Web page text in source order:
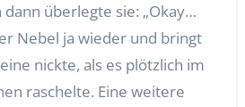
überlegte sie: „Okay…
Nebel ja wieder und bringt
nickte, als es plötzlich im
raschelte. Eine weitere